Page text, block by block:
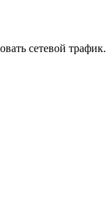
сетевой трафик.